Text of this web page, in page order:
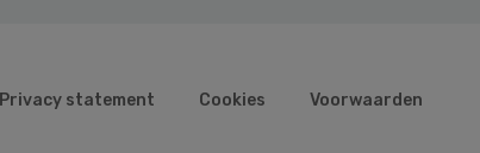
Privacy statement Cookies Voorwaarden